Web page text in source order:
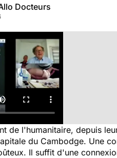
Docteurs
de l'humanitaire, depuis
du Cambodge. Une
Il suffit d'une